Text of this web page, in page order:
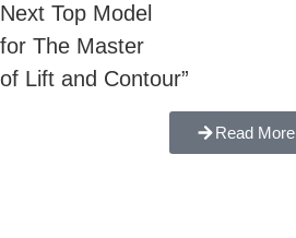
Next Top Model
for The Master
of Lift and Contour”
Read More